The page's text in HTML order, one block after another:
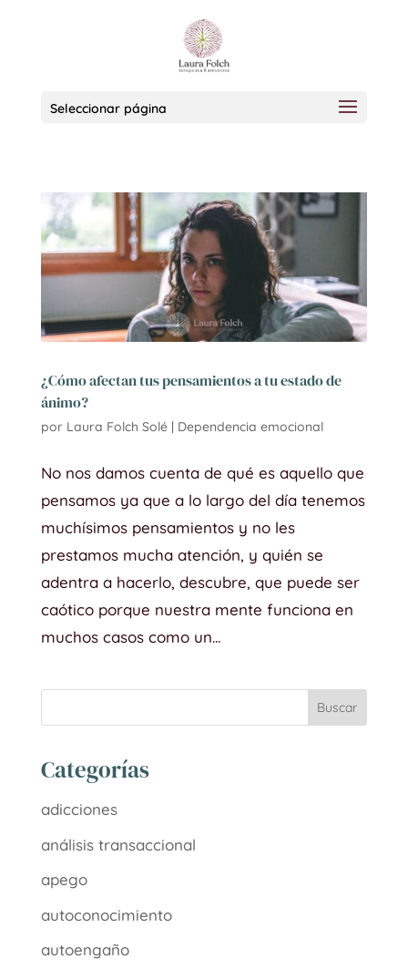
Seleccionar página
¿Cómo afectan tus pensamientos a tu estado de
ánimo?
por Laura Folch Solé| Dependencia emocional
No nos damos cuenta de qué es aquello que
pensamos ya que a lo largo del día tenemos
muchísimos pensamientos y no les
prestamos mucha atención, y quién se
adentra a hacerlo, descubre, que puede ser
caótico porque nuestra mente funciona en
muchos casos como un...
Categorías
adicciones
análisis transaccional
apego
autoconocimiento
autoengaño